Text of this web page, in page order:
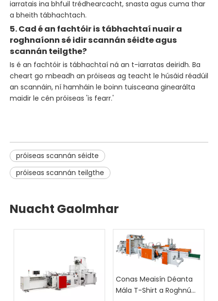
iarratais ina bhfuil trédhearcacht, snasta agus cuma thar
a bheith tábhachtach.
5. Cad é an fachtóir is tábhachtaí nuair a
roghnaíonn sé idir scannán séidte agus
scannán teilgthe?
Is é an fachtóir is tábhachtaí ná an t-iarratas deiridh. Ba
cheart go mbeadh an próiseas ag teacht le húsáid réadúil
an scannáin, ní hamháin le boinn tuisceana ginearálta
maidir le cén próiseas 'is fearr.'
próiseas scannán séidte
próiseas scannán teilgthe
Nuacht Gaolmhar
Conas Meaisín Déanta
Mála T-Shirt a Roghnú